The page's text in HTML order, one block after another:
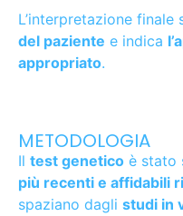
L’interpretazione finale
del paziente e indica
appropriato.
METODOLOGIA
Il test genetico è stato
più recenti e affidabili
spaziano dagli studi in